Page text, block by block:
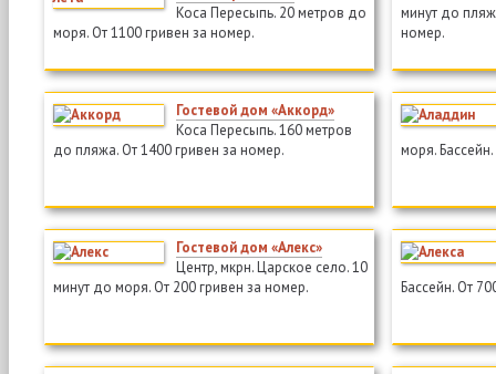
Коса Пересыпь. 20 метров до
моря. От 1100 гривен за номер.
минут до
номер.
Гостевой дом «Аккорд»
Коса Пересыпь. 160 метров
до пляжа. От 1400 гривен за номер.
моря.
Гостевой дом «Алекс»
Центр, мкрн. Царское село. 10
минут до моря. От 200 гривен за номер.
Бассейн. От